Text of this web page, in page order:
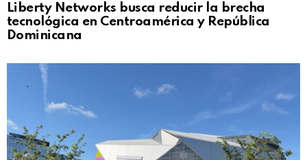
Liberty Networks busca reducir la brecha
tecnológica en Centroamérica y República
Dominicana